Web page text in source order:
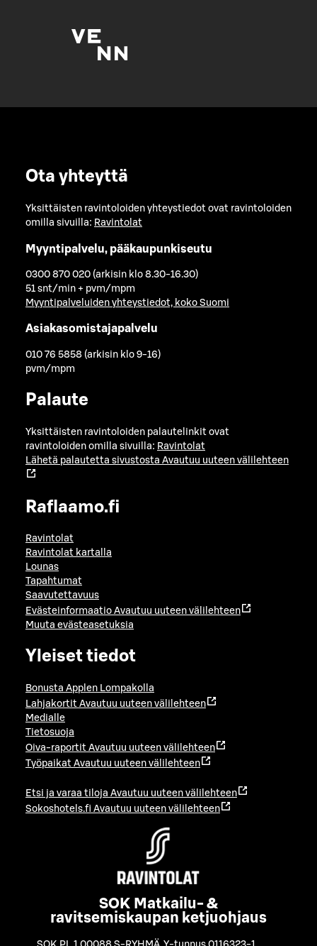
Ota yhteyttä
Yksittäisten ravintoloiden yhteystiedot ovat ravintoloiden
omilla sivuilla: Ravintolat
Myyntipalvelu, pääkaupunkiseutu
0300 870 020 (arkisin klo 8.30-16.30)
51 snt/min + pvm/mpm
Myyntipalveluiden yhteystiedot, koko Suomi
Asiakasomistajapalvelu
010 76 5858 (arkisin klo 9-16)
pvm/mpm
Palaute
Yksittäisten ravintoloiden palautelinkit ovat
ravintoloiden omilla sivuilla: Ravintolat
Lähetä palautetta sivustosta Avautuu uuteen välilehteen
Raflaamo.fi
Ravintolat
Ravintolat kartalla
Lounas
Tapahtumat
Saavutettavuus
Evästeinformaatio Avautuu uuteen välilehteen
Muuta evästeasetuksia
Yleiset tiedot
Bonusta Applen Lompakolla
Lahjakortit Avautuu uuteen välilehteen
Medialle
Tietosuoja
Oiva-raportit Avautuu uuteen välilehteen
Työpaikat Avautuu uuteen välilehteen
Etsi ja varaa tiloja Avautuu uuteen välilehteen
Sokoshotels.fi Avautuu uuteen välilehteen
SOK Matkailu- &
ravitsemiskaupan ketjuohjaus